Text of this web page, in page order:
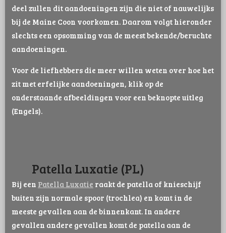
deel zullen dit aandoeningen zijn die niet of nauwelijks
bij de Maine Coon voorkomen. Daarom volgt hieronder
slechts een opsomming van de meest bekende/beruchte
aandoeningen.
Voor de liefhebbers die meer willen weten over hoe het
zit met erfelijke aandoeningen, klik op de
onderstaande afbeeldingen voor een beknopte uitleg
(Engels).
Patella Luxatie (PL)
Bij een Patella Luxatie raakt de patella of knieschijf
buiten zijn normale spoor (trochlea) en komt in de
meeste gevallen aan de binnenkant. In andere
gevallen andere gevallen komt de patella aan de